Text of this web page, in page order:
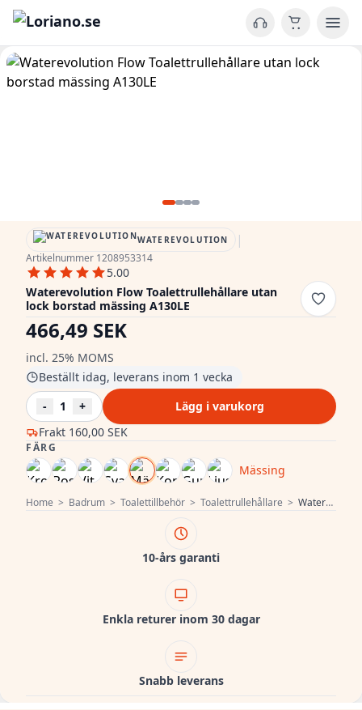
Home > Badrum > Toalettillbehör > Toalettrullehållare > Waterevolution Flow Toalettrullehållare utan lock borstad mässing A130LE
WATEREVOLUTION |
Artikelnummer 1208953314
5.00
Waterevolution Flow Toalettrullehållare utan
lock borstad mässing A130LE
466,49 SEK
incl. 25% MOMS
Frakt 160,00 SEK
Beställt idag, leverans inom 1 vecka
-
1 + Lägg i varukorg
FÄRG
Mässing
10-års garanti
Enkla returer inom 30 dagar
Snabb leverans